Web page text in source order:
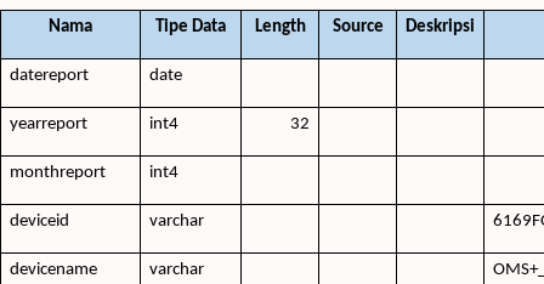
Nama Tipe Data Length Source Deskripsi
datereport date
yearreport int4 32
monthreport int4
deviceid varchar
devicename varchar